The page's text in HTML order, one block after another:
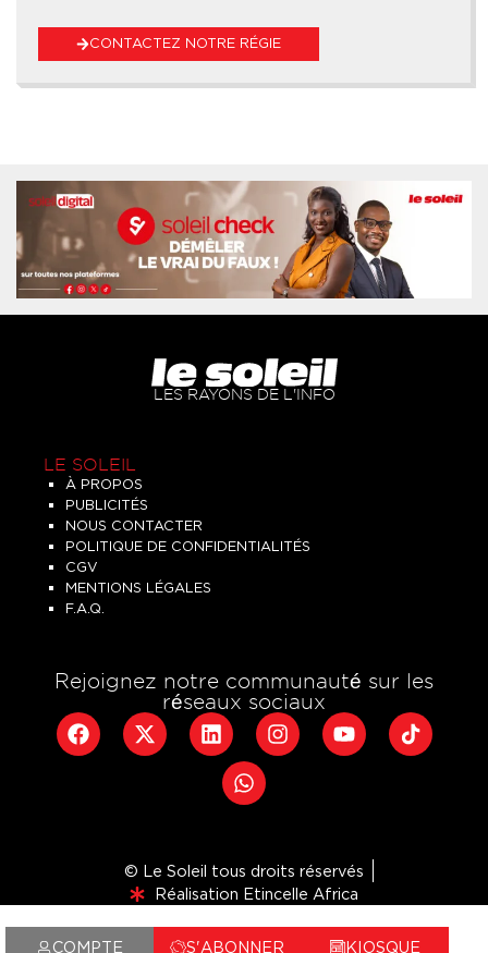
COMPTE S'ABONNER KIOSQUE
CONTACTEZ NOTRE RÉGIE
LES RAYONS DE L'INFO
LE SOLEIL
À PROPOS
PUBLICITÉS
NOUS CONTACTER
POLITIQUE DE CONFIDENTIALITÉS
CGV
MENTIONS LÉGALES
F.A.Q.
Rejoignez notre communauté sur les
réseaux sociaux
© Le Soleil tous droits réservés
Réalisation Etincelle Africa